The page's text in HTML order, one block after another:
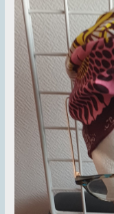
de
Bandeau
Réf15.1